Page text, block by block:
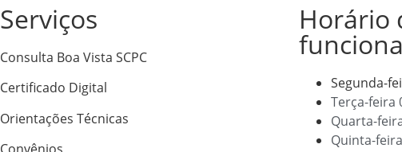
Serviços
Consulta Boa Vista SCPC
Certificado Digital
Orientações Técnicas
Horário
Segunda-
Terça-feira
Quarta-
Quinta-feira